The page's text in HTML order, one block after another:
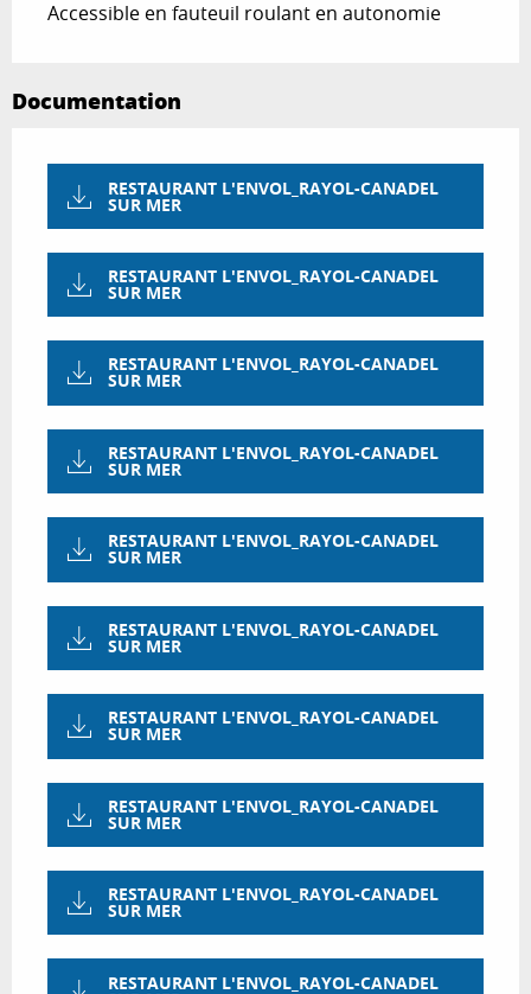
Accessible en fauteuil roulant en autonomie
Documentation
RESTAURANT L'ENVOL_RAYOL-CANADEL
SUR MER
RESTAURANT L'ENVOL_RAYOL-CANADEL
SUR MER
RESTAURANT L'ENVOL_RAYOL-CANADEL
SUR MER
RESTAURANT L'ENVOL_RAYOL-CANADEL
SUR MER
RESTAURANT L'ENVOL_RAYOL-CANADEL
SUR MER
RESTAURANT L'ENVOL_RAYOL-CANADEL
SUR MER
RESTAURANT L'ENVOL_RAYOL-CANADEL
SUR MER
RESTAURANT L'ENVOL_RAYOL-CANADEL
SUR MER
RESTAURANT L'ENVOL_RAYOL-CANADEL
SUR MER
RESTAURANT L'ENVOL_RAYOL-CANADEL